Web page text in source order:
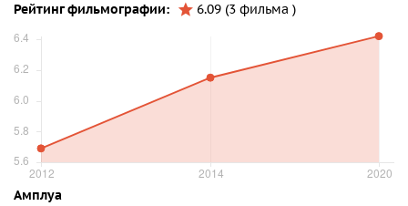
Рейтинг фильмографии: 6.09 (3 фильма )
Амплуа